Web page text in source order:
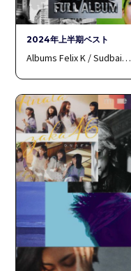
2024年上半期ベスト
Albums Felix K / Sudbai…